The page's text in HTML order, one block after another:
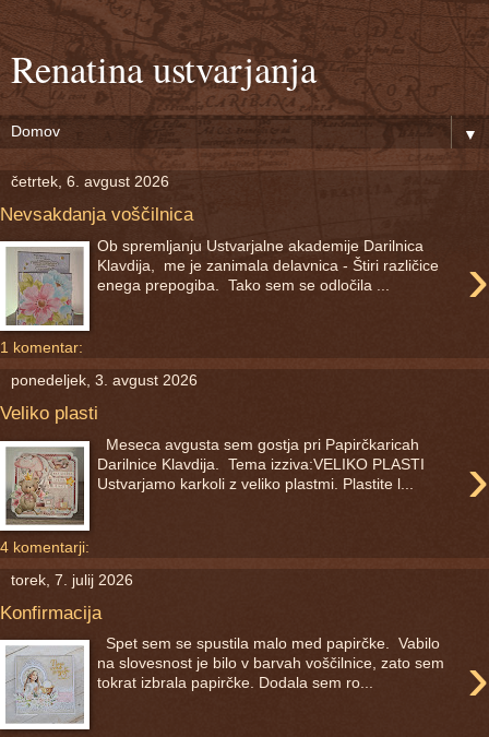
Renatina ustvarjanja
▼
četrtek, 6. avgust 2026
Nevsakdanja voščilnica
›
Ob spremljanju Ustvarjalne akademije Darilnica
Klavdija, me je zanimala delavnica - Štiri različice
enega prepogiba. Tako sem se odločila ...
1 komentar:
ponedeljek, 3. avgust 2026
Veliko plasti
›
Meseca avgusta sem gostja pri Papirčkaricah
Darilnice Klavdija. Tema izziva:VELIKO PLASTI
Ustvarjamo karkoli z veliko plastmi. Plastite l...
4 komentarji:
torek, 7. julij 2026
Konfirmacija
›
Spet sem se spustila malo med papirčke. Vabilo
na slovesnost je bilo v barvah voščilnice, zato sem
tokrat izbrala papirčke. Dodala sem ro...